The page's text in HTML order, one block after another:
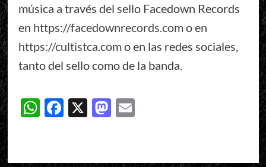
música a través del sello Facedown Records
en https://facedownrecords.como en
https://cultistca.como en las redes sociales,
tanto del sello como de la banda.
WhatsApp
Facebook
X Mastodon
Email